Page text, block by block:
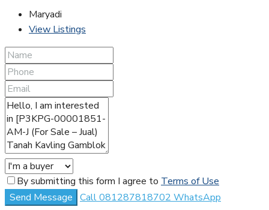
Maryadi
View Listings
By submitting this form I agree to Terms of Use
Send Message Call081287818702 WhatsApp